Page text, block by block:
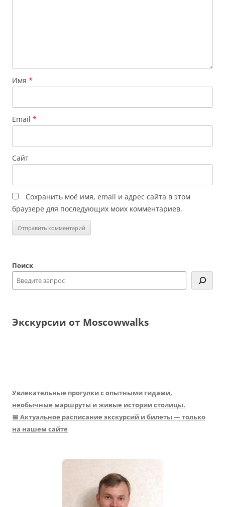
Имя *
Email *
Сайт
Сохранить моё имя, email и адрес сайта в этом
браузере для последующих моих комментариев.
Поиск
Экскурсии от Moscowwalks
Увлекательные прогулки с опытными гидами,
необычные маршруты и живые истории столицы.
📅 Актуальное расписание экскурсий и билеты — только
на нашем сайте